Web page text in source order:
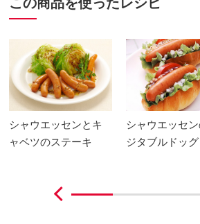
シャウエッセンとキ
ャベツのステーキ
シャウエッセ
ジタブルドッグ